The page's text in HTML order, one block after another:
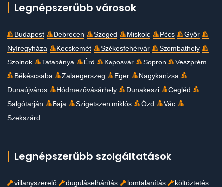
Legnépszerűbb városok
Budapest Debrecen Szeged Miskolc Pécs
Győr
Nyíregyháza
Kecskemét Székesfehérvár
Szombathely
Szolnok
Tatabánya Érd Kaposvár Sopron
Veszprém
Békéscsaba
Zalaegerszeg Eger
Nagykanizsa
Dunaújváros
Hódmezővásárhely Dunakeszi
Cegléd
Salgótarján
Baja Szigetszentmiklós Ózd
Vác
Szekszárd
Legnépszerűbb szolgáltatások
villanyszerelő duguláselhárítás lomtalanítás
költöztetés